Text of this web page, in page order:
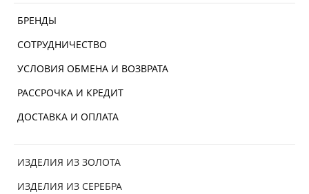
БРЕНДЫ
СОТРУДНИЧЕСТВО
УСЛОВИЯ ОБМЕНА И ВОЗВРАТА
РАССРОЧКА И КРЕДИТ
ДОСТАВКА И ОПЛАТА
ИЗДЕЛИЯ ИЗ ЗОЛОТА
ИЗДЕЛИЯ ИЗ СЕРЕБРА